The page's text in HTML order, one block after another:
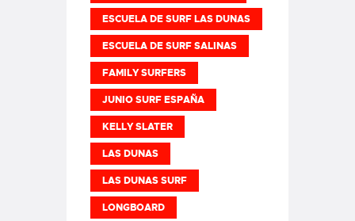
ESCUELA DE SURF LAS DUNAS
ESCUELA DE SURF SALINAS
FAMILY SURFERS
JUNIO SURF ESPAÑA
KELLY SLATER
LAS DUNAS
LAS DUNAS SURF
LONGBOARD